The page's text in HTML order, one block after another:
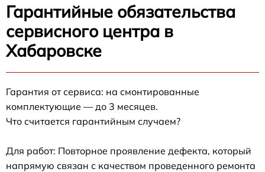
Гарантийные обязательства
сервисного центра в
Хабаровске
Гарантия от сервиса: на смонтированные
комплектующие — до 3 месяцев.
Что считается гарантийным случаем?
Для работ: Повторное проявление дефекта, который
напрямую связан с качеством проведенного ремонта